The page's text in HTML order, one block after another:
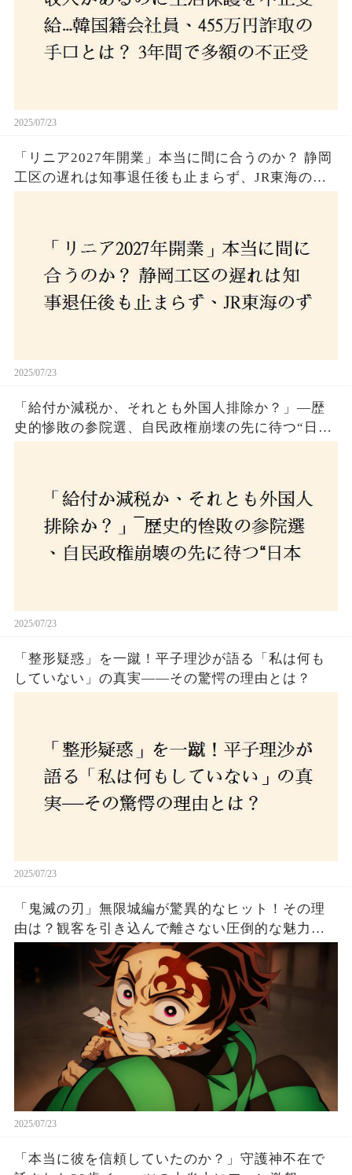
2025/07/23
「リニア2027年開業」本当に間に合うのか？ 静岡
工区の遅れは知事退任後も止まらず、JR東海のず
2025/07/23
「給付か減税か、それとも外国人排除か？」―歴
史的惨敗の参院選、自民政権崩壊の先に待つ“日本
2025/07/23
「整形疑惑」を一蹴！平子理沙が語る「私は何も
していない」の真実——その驚愕の理由とは？
2025/07/23
「鬼滅の刃」無限城編が驚異的なヒット！その理
由は？観客を引き込んで離さない圧倒的な魅力と
2025/07/23
「本当に彼を信頼していたのか？」守護神不在で